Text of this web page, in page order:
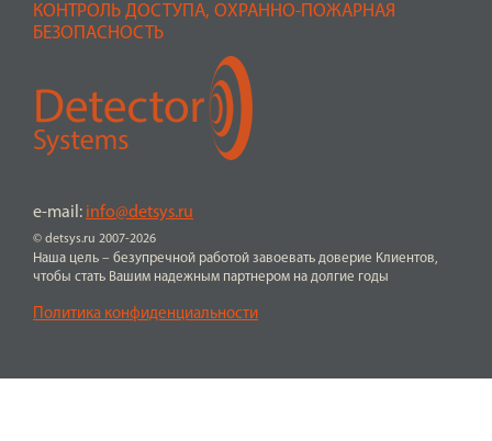
КОНТРОЛЬ ДОСТУПА, ОХРАННО-ПОЖАРНАЯ
БЕЗОПАСНОСТЬ
© detsys.ru 2007-2026
e-mail: info@detsys.ru
Наша цель – безупречной работой завоевать доверие Клиентов,
чтобы стать Вашим надежным партнером на долгие годы
Политика конфиденциальности